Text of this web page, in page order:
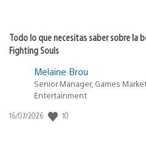
Todo lo que necesitas saber sobre la
Fighting Souls
Melaine Brou
Senior Manager, Games
Entertainment
Fecha
16/07/2026 10